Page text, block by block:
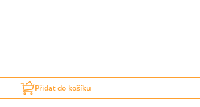
Přidat do košíku